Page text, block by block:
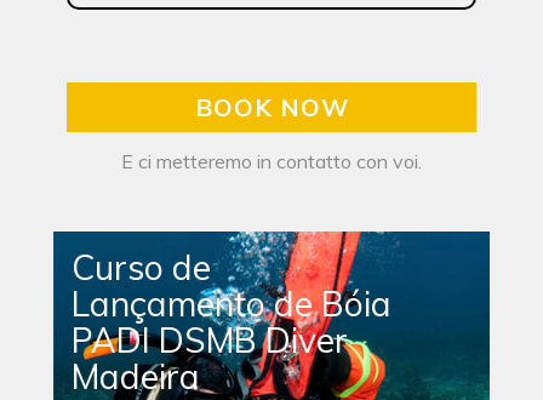
BOOK NOW
E ci metteremo in contatto con voi.
Curso de
Lançamento de Bóia
PADI DSMB Diver
Madeira